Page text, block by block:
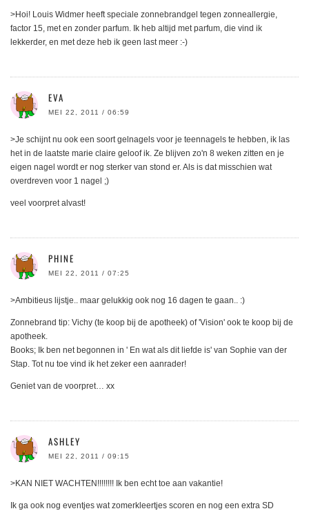
>Hoi! Louis Widmer heeft speciale zonnebrandgel tegen zonneallergie,
factor 15, met en zonder parfum. Ik heb altijd met parfum, die vind ik
lekkerder, en met deze heb ik geen last meer :-)
EVA
MEI 22, 2011 / 06:59
>Je schijnt nu ook een soort gelnagels voor je teennagels te hebben, ik las
het in de laatste marie claire geloof ik. Ze blijven zo'n 8 weken zitten en je
eigen nagel wordt er nog sterker van stond er. Als is dat misschien wat
overdreven voor 1 nagel ;)
veel voorpret alvast!
PHINE
MEI 22, 2011 / 07:25
>Ambitieus lijstje.. maar gelukkig ook nog 16 dagen te gaan.. :)
Zonnebrand tip: Vichy (te koop bij de apotheek) of 'Vision' ook te koop bij de
apotheek.
Books; Ik ben net begonnen in ' En wat als dit liefde is' van Sophie van der
Stap. Tot nu toe vind ik het zeker een aanrader!
Geniet van de voorpret… xx
ASHLEY
MEI 22, 2011 / 09:15
>KAN NIET WACHTEN!!!!!!!! Ik ben echt toe aan vakantie!
Ik ga ook nog eventjes wat zomerkleertjes scoren en nog een extra SD